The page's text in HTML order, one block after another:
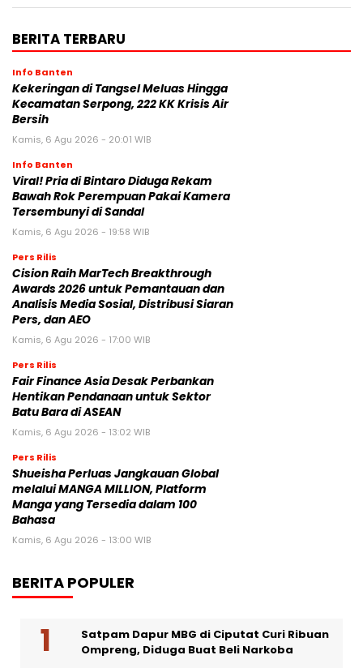
BERITA TERBARU
Info Banten
Kekeringan di Tangsel Meluas Hingga
Kecamatan Serpong, 222 KK Krisis Air
Bersih
Kamis, 6 Agu 2026 - 20:01 WIB
Info Banten
Viral! Pria di Bintaro Diduga Rekam
Bawah Rok Perempuan Pakai Kamera
Tersembunyi di Sandal
Kamis, 6 Agu 2026 - 19:58 WIB
Pers Rilis
Cision Raih MarTech Breakthrough
Awards 2026 untuk Pemantauan dan
Analisis Media Sosial, Distribusi Siaran
Pers, dan AEO
Kamis, 6 Agu 2026 - 17:00 WIB
Pers Rilis
Fair Finance Asia Desak Perbankan
Hentikan Pendanaan untuk Sektor
Batu Bara di ASEAN
Kamis, 6 Agu 2026 - 13:02 WIB
Pers Rilis
Shueisha Perluas Jangkauan Global
melalui MANGA MILLION, Platform
Manga yang Tersedia dalam 100
Bahasa
Kamis, 6 Agu 2026 - 13:00 WIB
BERITA POPULER
Satpam Dapur MBG di Ciputat Curi Ribuan
Ompreng, Diduga Buat Beli Narkoba